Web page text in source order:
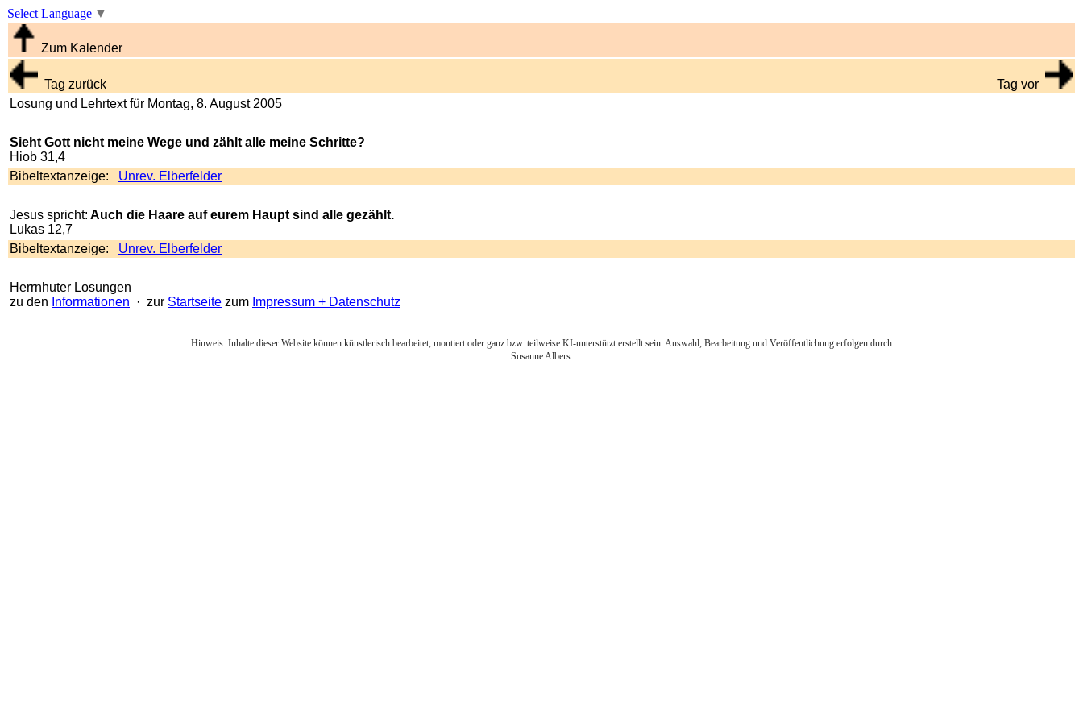
Select Language ▼
Zum Kalender
Tag zurück
Tag vor
Losung und Lehrtext für Montag, 8. August 2005
Sieht Gott nicht meine Wege und zählt alle meine Schritte?
Hiob 31,4
Bibeltextanzeige: Unrev. Elberfelder
Jesus spricht: Auch die Haare auf eurem Haupt sind alle gezählt.
Lukas 12,7
Bibeltextanzeige: Unrev. Elberfelder
Herrnhuter Losungen
zu den Informationen · zur Startseite zum Impressum + Datenschutz
Hinweis: Inhalte dieser Website können künstlerisch bearbeitet, montiert oder ganz bzw. teilweise KI-unterstützt erstellt sein. Auswahl, Bearbeitung und Veröffentlichung erfolgen durch
Susanne Albers.